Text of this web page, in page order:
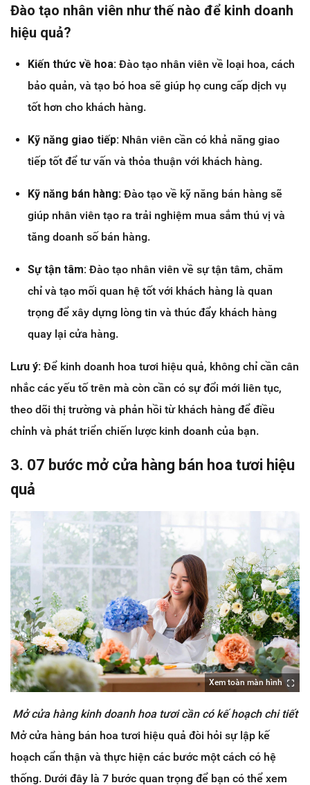
Đào tạo nhân viên như thế nào để kinh doanh
hiệu quả?
Kiến thức về hoa: Đào tạo nhân viên về loại hoa, cách
bảo quản, và tạo bó hoa sẽ giúp họ cung cấp dịch vụ
tốt hơn cho khách hàng.
Kỹ năng giao tiếp: Nhân viên cần có khả năng giao
tiếp tốt để tư vấn và thỏa thuận với khách hàng.
Kỹ năng bán hàng: Đào tạo về kỹ năng bán hàng sẽ
giúp nhân viên tạo ra trải nghiệm mua sắm thú vị và
tăng doanh số bán hàng.
Sự tận tâm: Đào tạo nhân viên về sự tận tâm, chăm
chỉ và tạo mối quan hệ tốt với khách hàng là quan
trọng để xây dựng lòng tin và thúc đẩy khách hàng
quay lại cửa hàng.
Lưu ý: Để kinh doanh hoa tươi hiệu quả, không chỉ cần cân
nhắc các yếu tố trên mà còn cần có sự đổi mới liên tục,
theo dõi thị trường và phản hồi từ khách hàng để điều
chỉnh và phát triển chiến lược kinh doanh của bạn.
3. 07 bước mở cửa hàng bán hoa tươi hiệu
quả
Xem toàn màn hình
Mở cửa hàng kinh doanh hoa tươi cần có kế hoạch chi tiết
Mở cửa hàng bán hoa tươi hiệu quả đòi hỏi sự lập kế
hoạch cẩn thận và thực hiện các bước một cách có hệ
thống. Dưới đây là 7 bước quan trọng để bạn có thể xem